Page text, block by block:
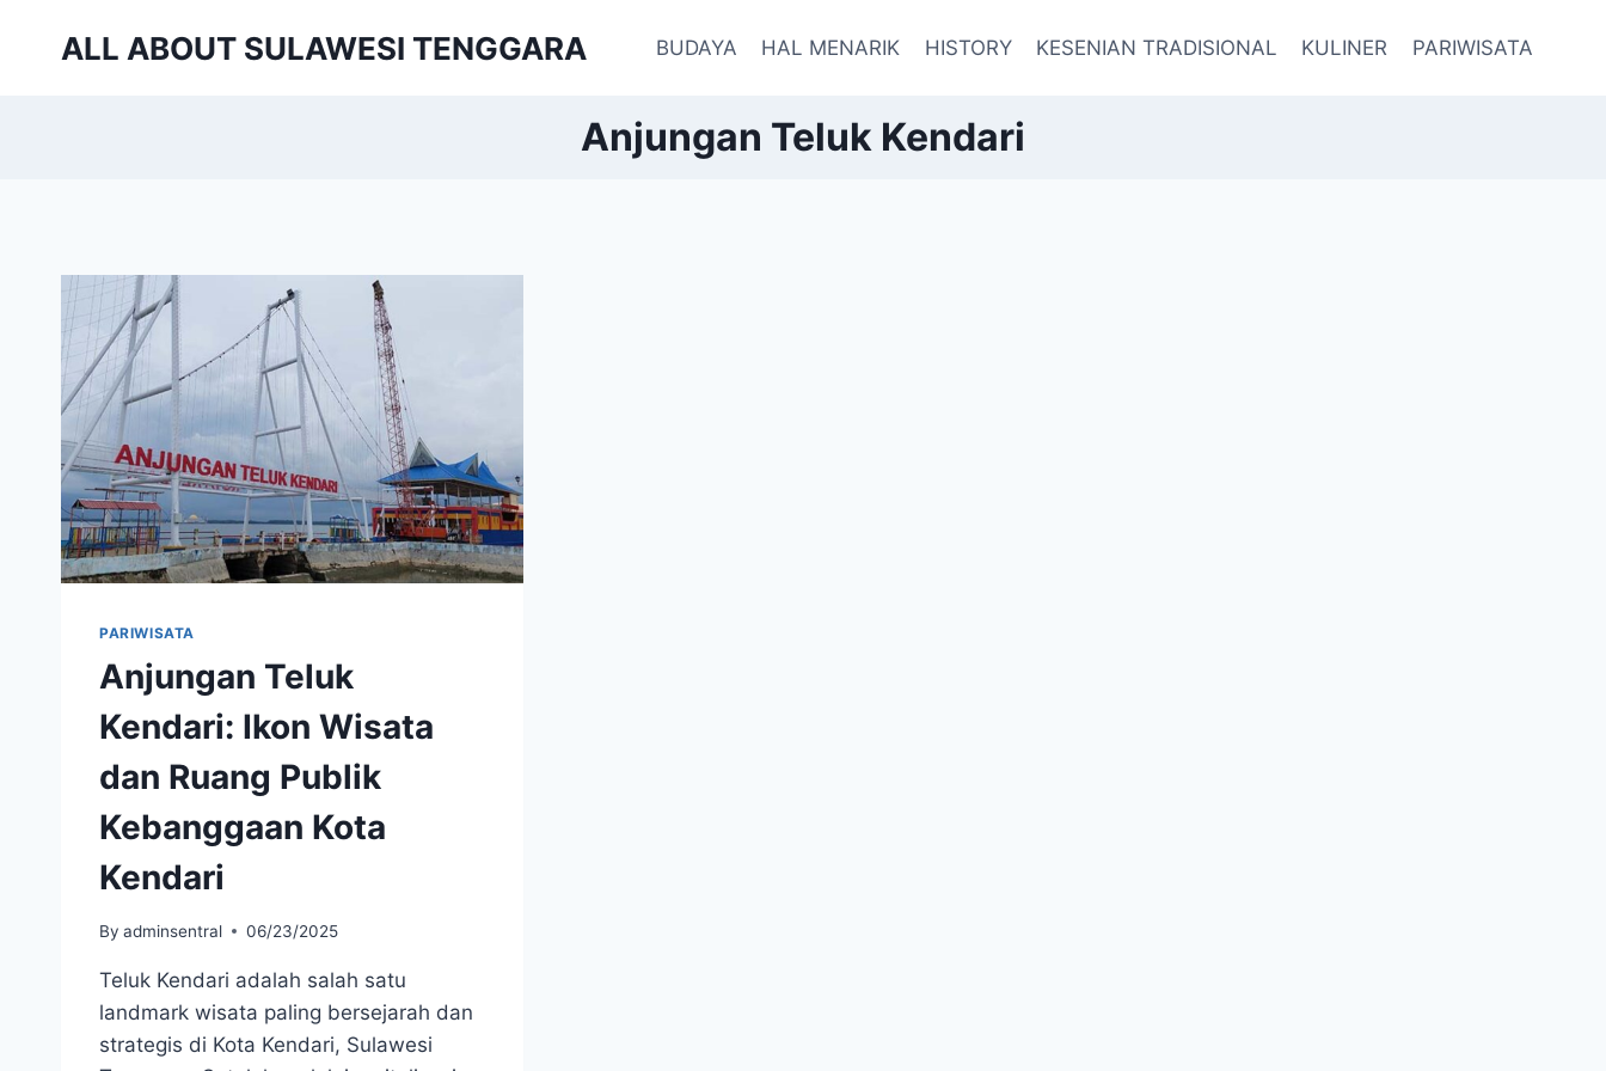
ALL ABOUT SULAWESI TENGGARA BUDAYA HAL MENARIK HISTORY KESENIAN TRADISIONAL KULINER PARIWISATA
Anjungan Teluk Kendari
PARIWISATA
Anjungan Teluk
Kendari: Ikon Wisata
dan Ruang Publik
Kebanggaan Kota
Kendari
By adminsentral 06/23/2025
Teluk Kendari adalah salah satu
landmark wisata paling bersejarah dan
strategis di Kota Kendari, Sulawesi